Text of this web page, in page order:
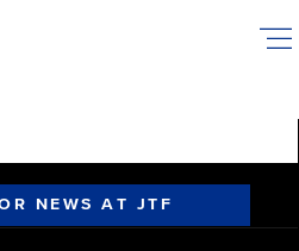
NEWS AT JTF